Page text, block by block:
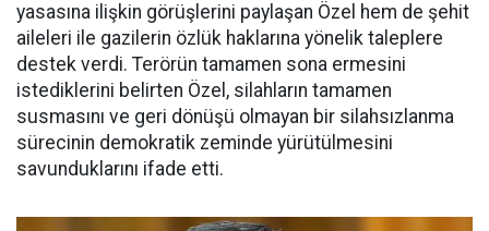
yasasına ilişkin görüşlerini paylaşan Özel hem de şehit
aileleri ile gazilerin özlük haklarına yönelik taleplere
destek verdi. Terörün tamamen sona ermesini
istediklerini belirten Özel, silahların tamamen
susmasını ve geri dönüşü olmayan bir silahsızlanma
sürecinin demokratik zeminde yürütülmesini
savunduklarını ifade etti.